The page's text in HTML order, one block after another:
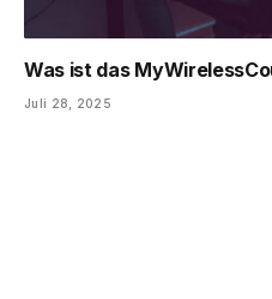
Was ist das
Juli 28, 2025